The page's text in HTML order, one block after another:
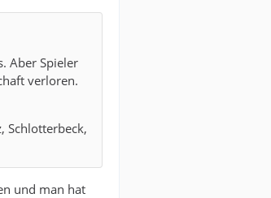
Aber Spieler
verloren.
Schlotterbeck,
und man hat